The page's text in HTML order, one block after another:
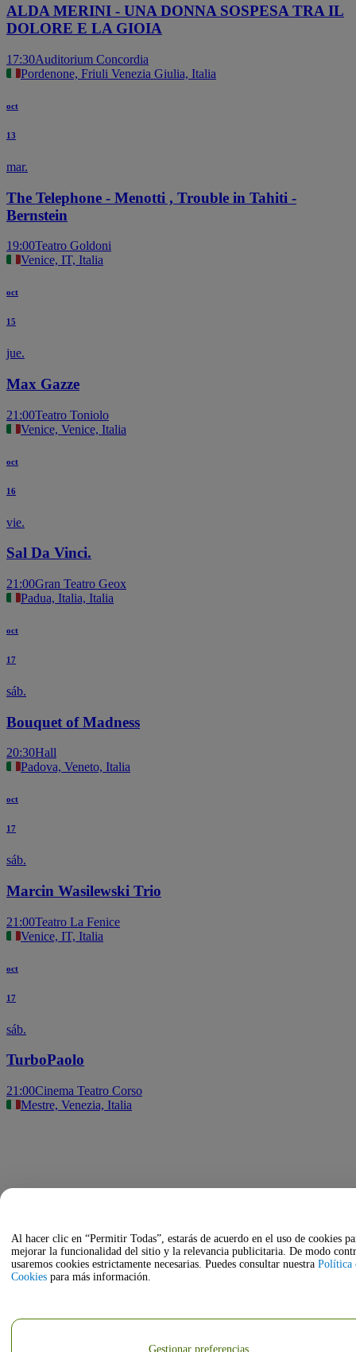
ALDA MERINI - UNA DONNA SOSPESA TRA IL
DOLORE E LA GIOIA
17:30Auditorium Concordia
Pordenone, Friuli Venezia Giulia, Italia
oct
13
mar.
The Telephone - Menotti , Trouble in Tahiti -
Bernstein
19:00Teatro Goldoni
Venice, IT, Italia
oct
15
jue.
Max Gazze
21:00Teatro Toniolo
Venice, Venice, Italia
oct
16
vie.
Sal Da Vinci.
21:00Gran Teatro Geox
Padua, Italia, Italia
oct
17
sáb.
Bouquet of Madness
20:30Hall
Padova, Veneto, Italia
oct
17
sáb.
Marcin Wasilewski Trio
21:00Teatro La Fenice
Venice, IT, Italia
oct
17
sáb.
TurboPaolo
21:00Cinema Teatro Corso
Mestre, Venezia, Italia
Al hacer clic en “Permitir Todas”, estarás de acuerdo en el uso de cookies
mejorar la funcionalidad del sitio y la relevancia publicitaria. De modo
usaremos cookies estrictamente necesarias. Puedes consultar nuestra Política
Cookies para más información.
Gestionar preferencias